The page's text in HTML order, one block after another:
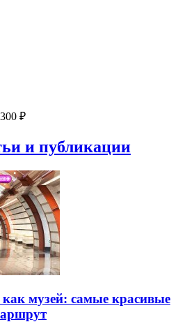
₽
и публикации
как музей: самые красивые